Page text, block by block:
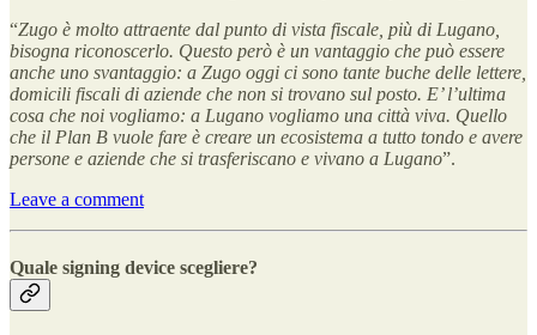
“Zugo è molto attraente dal punto di vista fiscale, più di Lugano,
bisogna riconoscerlo. Questo però è un vantaggio che può essere
anche uno svantaggio: a Zugo oggi ci sono tante buche delle lettere,
domicili fiscali di aziende che non si trovano sul posto. E’ l’ultima
cosa che noi vogliamo: a Lugano vogliamo una città viva. Quello
che il Plan B vuole fare è creare un ecosistema a tutto tondo e avere
persone e aziende che si trasferiscano e vivano a Lugano”.
Leave a comment
Quale signing device scegliere?